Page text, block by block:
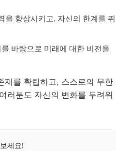
을 향상시키고, 자신의 한계를 뛰
바탕으로 미래에 대한 비전을
재를 확립하고, 스스로의 무한
러분도 자신의 변화를 두려워
세요!